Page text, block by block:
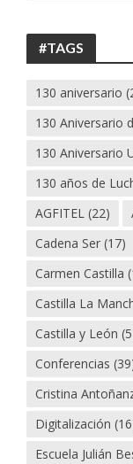
#TAGS
130 aniversario
130 Aniversario
130 Aniversario
130 años de
AGFITEL (22)
Cadena Ser (17)
Carmen Castilla
Castilla La
Castilla y León
Conferencias
Cristina
Digitalización
Escuela Julián